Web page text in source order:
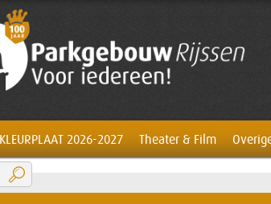
KLEURPLAAT 2026-2027 Theater & Film